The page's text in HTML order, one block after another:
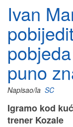
Ivan
puno
Napisao/la SC
Igramo kod
trener Kozale